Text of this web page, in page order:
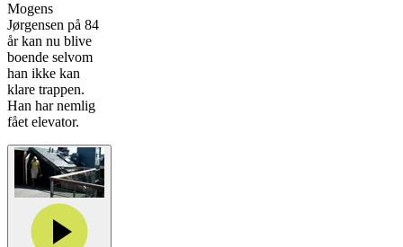
Mogens
Jørgensen på 84
år kan nu blive
boende selvom
han ikke kan
klare trappen.
Han har nemlig
fået elevator.